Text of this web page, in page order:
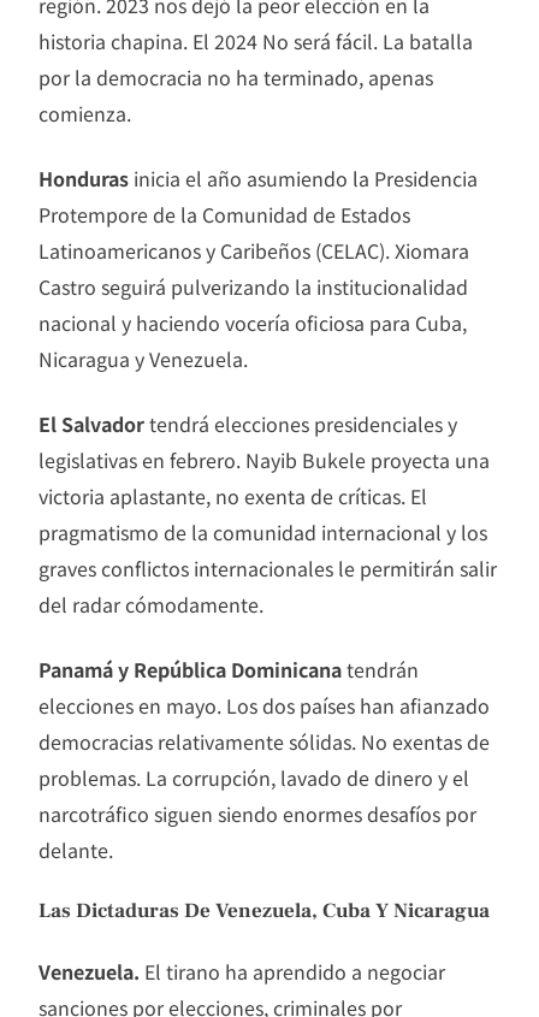
historia chapina. El 2024 No será fácil. La batalla
por la democracia no ha terminado, apenas
comienza.
Honduras inicia el año asumiendo la Presidencia
Protempore de la Comunidad de Estados
Latinoamericanos y Caribeños (CELAC). Xiomara
Castro seguirá pulverizando la institucionalidad
nacional y haciendo vocería oficiosa para Cuba,
Nicaragua y Venezuela.
El Salvadortendrá elecciones presidenciales y
legislativas en febrero. Nayib Bukele proyecta una
victoria aplastante, no exenta de críticas. El
pragmatismo de la comunidad internacional y los
graves conflictos internacionales le permitirán salir
del radar cómodamente.
Panamá y República Dominicanatendrán
elecciones en mayo. Los dos países han afianzado
democracias relativamente sólidas. No exentas de
problemas. La corrupción, lavado de dinero y el
narcotráfico siguen siendo enormes desafíos por
delante.
Las Dictaduras De Venezuela, Cuba Y Nicaragua
Venezuela. El tirano ha aprendido a negociar
sanciones por elecciones, criminales por